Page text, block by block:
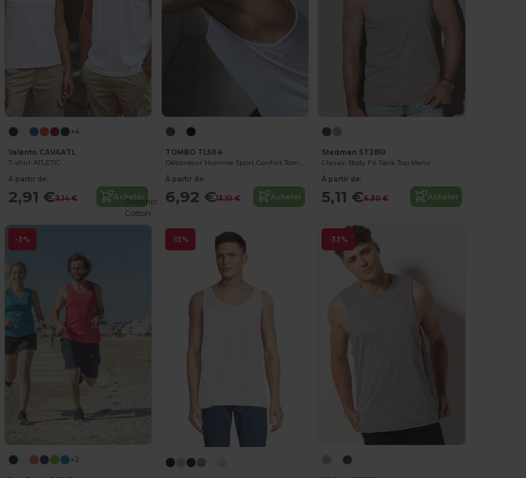
+4
Valento CAVAATL
T-shirt ATLETIC
À partir de:
2,91 €3,14 € Acheter
TOMBO TL504
Débardeur Homme Sport Confort Tombo
À partir de:
6,92 €13,10 € Acheter
Stedman ST2810
Classic Body Fit Tank Top Mens
À partir de:
5,11 €6,30 € Acheter
-3%
+2
-13%
Organic
Cotton
-33%